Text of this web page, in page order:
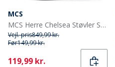
MCS
MCS Herre Chelsea Støvler Sort
Vejl. pris849,99 kr.
Før149,99 kr.
Current
119,99 kr.